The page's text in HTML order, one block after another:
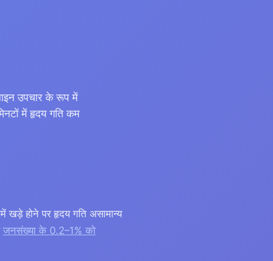
उपचार के रूप में
में हृदय गति कम
होने पर हृदय गति असामान्य
जनसंख्या के 0.2–1% को